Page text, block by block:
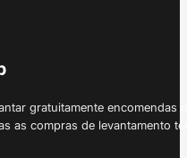
gratuitamente
as compras de levantamento